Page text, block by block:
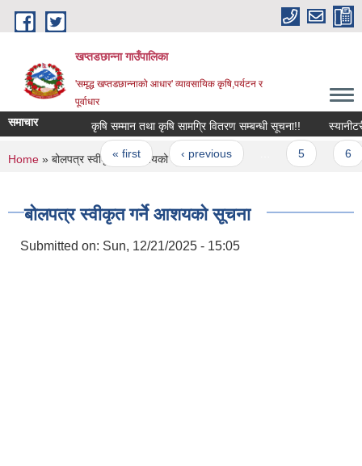
Skip to main content
खप्तडछान्ना गाउँपालिका
'समृद्ध खप्तडछान्नाको आधार' व्यावसायिक कृषि,पर्यटन र
पूर्वाधार
समाचार कृषि सम्मान तथा कृषि सामग्रि वितरण सम्बन्धी सूचना!!
Pages
« first ‹ previous
You are here
Home » बोलपत्र स्वीकृत गर्ने आशयको सूचना
बोलपत्र स्वीकृत गर्ने आशयको सूचना
Submitted on: Sun, 12/21/2025 - 15:05